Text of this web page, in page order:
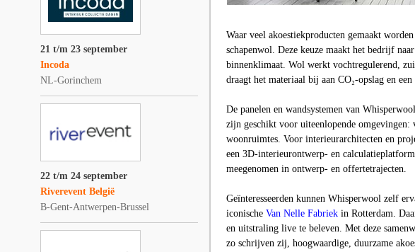
21 t/m 23 september
Incoda
NL-Gorinchem
22 t/m 24 september
Riverevent België
B-Gent-Antwerpen-Brussel
Waar veel akoestiekproducten gemaakt
schapenwol. Deze keuze maakt het bedrijf
binnenklimaat. Wol werkt vochtregulerend,
draagt het materiaal bij aan CO₂-opslag en
De panelen en wandsystemen van
zijn geschikt voor uiteenlopende omgevingen:
woonruimtes. Voor interieurarchitecten en
een 3D-interieurontwerp- en
meegenomen in ontwerp- en offertetrajecten.
Geïnteresseerden kunnen Whisperwool zelf
iconische Van Nelle Fabriek in Rotterdam.
en uitstraling live te beleven. Met deze
zo schrijven zij, hoogwaardige, duurzame